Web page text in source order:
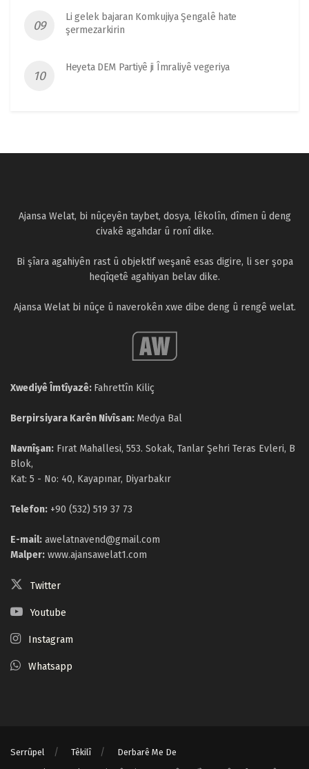
Li gelek bajaran Komkujiya Şengalê hate
şermezarkirin
Heyeta DEM Partiyê ji Îmraliyê vegeriya
Ajansa Welat, bi nûçeyên taybet, dosya, lêkolîn, dîmen û deng
civakê agahdar û ronî dike.
Bi şîara agahiyên rast û objektif weşanê esas digire, li ser şopa
heqîqetê agahiyan belav dike.
Ajansa Welat bi nûçe û naverokên xwe dibe deng û rengê welat.
Xwediyê Îmtîyazê: Fahrettîn Kiliç
Berpirsiyara Karên Nivîsan: Medya Bal
Navnîşan: Fırat Mahallesi, 553. Sokak, Tanlar Şehri Teras Evleri, B
Blok,
Kat: 5 - No: 40, Kayapınar, Diyarbakır
Telefon: +90 (532) 519 37 73
E-mail: awelatnavend@gmail.com
Malper: www.ajansawelat1.com
Twitter
Youtube
Instagram
Whatsapp
Serrûpel Têkilî Derbarê Me De